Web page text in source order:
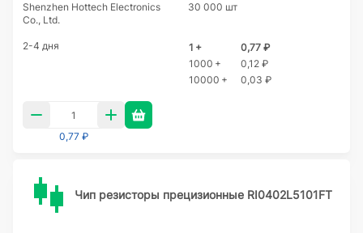
Shenzhen Hottech Electronics
Co., Ltd.
30 000 шт
2-4 дня 1 +
0,77 ₽
1000 +
0,12 ₽
10000 +
0,03 ₽
0,77 ₽
Чип резисторы прецизионные RI0402L5101FT